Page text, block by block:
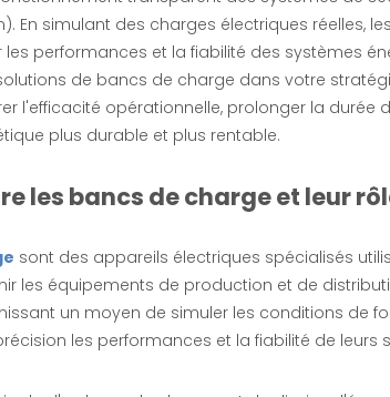
En simulant des charges électriques réelles,
les performances et la fiabilité des systèmes
de bancs de charge dans votre
l'efficacité opérationnelle, prolonger la durée
plus durable et plus rentable.
les bancs de charge et leur
sont des appareils électriques spécialisés
les équipements de production et de
un moyen de simuler les conditions de
les performances et la fiabilité de leurs